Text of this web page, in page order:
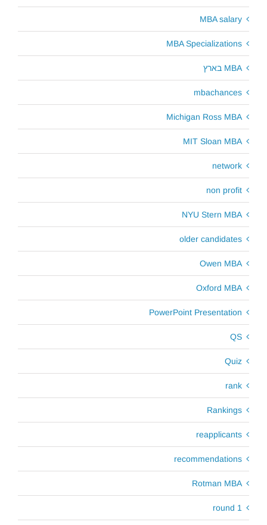
MBA salary
MBA Specializations
MBA בארץ
mbachances
Michigan Ross MBA
MIT Sloan MBA
network
non profit
NYU Stern MBA
older candidates
Owen MBA
Oxford MBA
PowerPoint Presentation
QS
Quiz
rank
Rankings
reapplicants
recommendations
Rotman MBA
round 1